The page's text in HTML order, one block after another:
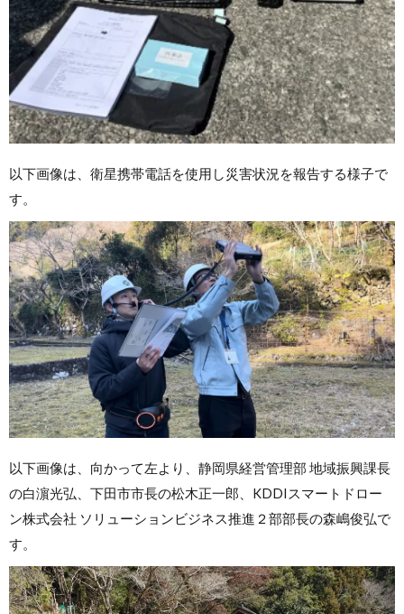
以下画像は、衛星携帯電話を使用し災害状況を報告する様子で
す。
以下画像は、向かって左より、静岡県経営管理部 地域振興課長
の白濵光弘、下田市市長の松木正一郎、KDDIスマートドロー
ン株式会社 ソリューションビジネス推進２部部長の森嶋俊弘で
す。